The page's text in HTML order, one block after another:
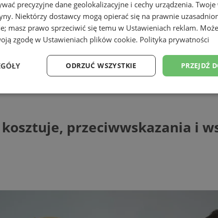
przeciwwskazania i wskazania do
przeciwwskazania i
precyzyjne dane geolokalizacyjne i cechy urządzenia.
Niektórzy dostawcy mogą opierać się na prawnie
masz prawo sprzeciwić się temu w Ustawieniach reklam.
zgodę w Ustawieniach plików cookie. Polityka prywatności
PRZEJDŹ
ODRZUĆ WSZYSTKIE
Wydajność Targetowanie Funkcjonalność
niezbędnych plików cookie nie można prawidłowo korzystać ze strony